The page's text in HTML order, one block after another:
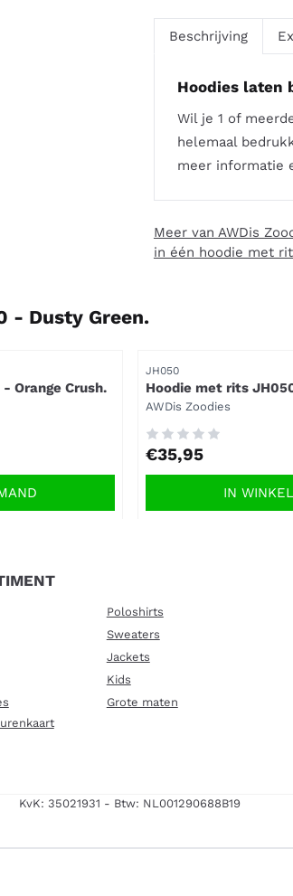
Beschrijving
Hoodies laten
Wil je 1 of
helemaal
meer informatie
Meer van AWDis
in één hoodie met
- Dusty Green.
Orange Crush.
Artikelnummer
JH050
Hoodie met rits
Merk:
AWDis Zoodies
Prijs: 35,95
€35,95
IN
Poloshirts
Sweaters
Jackets
Kids
Grote maten
KvK: 35021931 - Btw: NL001290688B19